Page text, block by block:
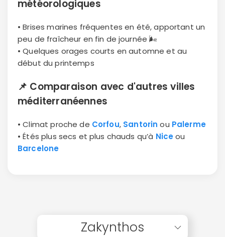
météorologiques
• Brises marines fréquentes en été, apportant un
peu de fraîcheur en fin de journée 🌬
• Quelques orages courts en automne et au
début du printemps
📌 Comparaison avec d'autres villes
méditerranéennes
• Climat proche de Corfou, Santorin ou Palerme
• Étés plus secs et plus chauds qu’à Niceou
Barcelone
Zakynthos